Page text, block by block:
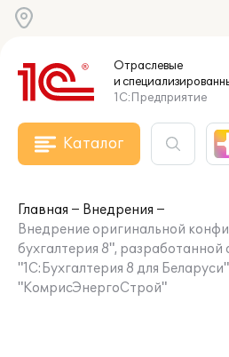
Отраслевые
и
1С:Предприятие
Каталог
Главная
Внедрения
Внедрение оригинальной
бухгалтерия 8", разработанной
"1С:Бухгалтерия 8 для
"КомрисЭнергоСтрой"